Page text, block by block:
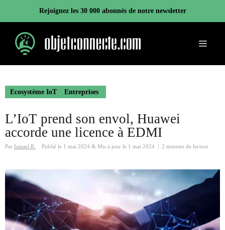
contenu
Rejoignez les 30 000 abonnés de notre newsletter
Menu
Ecosystème IoT Entreprises
L’IoT prend son envol, Huawei
accorde une licence à EDMI
Par Ismael R. Publié le 1 mai 2024 & Mis à jour le 1 mai 2024 2 minutes de lecture